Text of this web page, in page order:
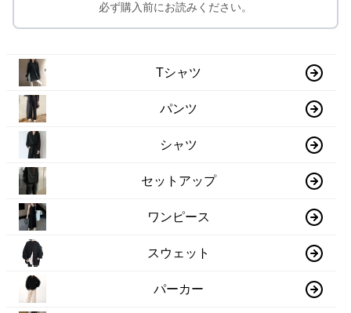
必ず購入前にお読みください。
Tシャツ
パンツ
シャツ
セットアップ
ワンピース
スウェット
パーカー